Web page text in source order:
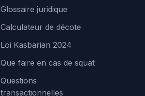
Glossaire juridique
Calculateur de décote
Loi Kasbarian 2024
Que faire en cas de squat
Questions
transactionnelles